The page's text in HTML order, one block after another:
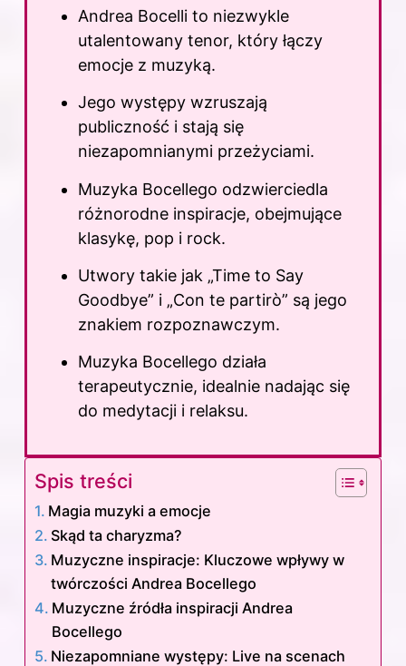
Andrea Bocelli to niezwykle
utalentowany tenor, który łączy
emocje z muzyką.
Jego występy wzruszają
publiczność i stają się
niezapomnianymi przeżyciami.
Muzyka Bocellego odzwierciedla
różnorodne inspiracje, obejmujące
klasykę, pop i rock.
Utwory takie jak „Time to Say
Goodbye” i „Con te partirò” są jego
znakiem rozpoznawczym.
Muzyka Bocellego działa
terapeutycznie, idealnie nadając się
do medytacji i relaksu.
Spis treści
Magia muzyki a emocje
Skąd ta charyzma?
Muzyczne inspiracje: Kluczowe wpływy w
twórczości Andrea Bocellego
Muzyczne źródła inspiracji Andrea
Bocellego
Niezapomniane występy: Live na scenach